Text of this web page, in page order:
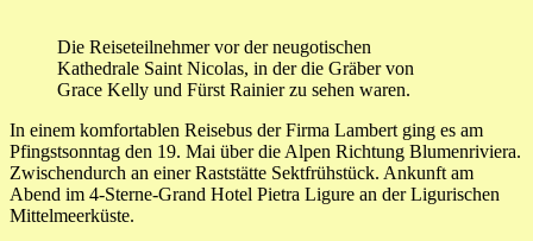
Die Reiseteilnehmer vor der neugotischen
Kathedrale Saint Nicolas, in der die Gräber von
Grace Kelly und Fürst Rainier zu sehen waren.
In einem komfortablen Reisebus der Firma Lambert ging es am
Pfingstsonntag den 19. Mai über die Alpen Richtung Blumenriviera.
Zwischendurch an einer Raststätte Sektfrühstück. Ankunft am
Abend im 4-Sterne-Grand Hotel Pietra Ligure an der Ligurischen
Mittelmeerküste.